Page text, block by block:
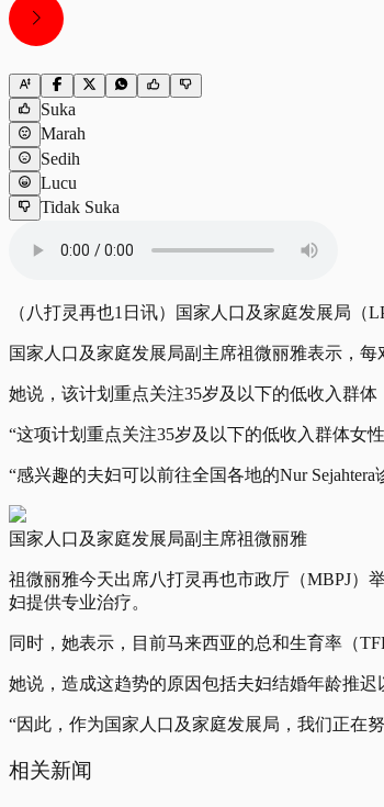
Suka
Marah
Sedih
Lucu
Tidak Suka
（八打灵再也1日讯）国家人口及家庭发展局（
国家人口及家庭发展局副主席祖微丽雅表示，
她说，该计划重点关注35岁及以下的低收入群体
“这项计划重点关注35岁及以下的低收入群体女
“感兴趣的夫妇可以前往全国各地的Nur
国家人口及家庭发展局副主席祖微丽雅
祖微丽雅今天出席八打灵再也市政厅（MBPJ）
妇提供专业治疗。
同时，她表示，目前马来西亚的总和生育率（
她说，造成这趋势的原因包括夫妇结婚年龄推迟
“因此，作为国家人口及家庭发展局，我们正在
相关新闻